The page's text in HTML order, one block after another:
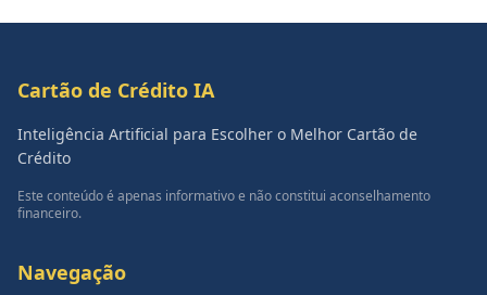
Cartão de Crédito IA
Inteligência Artificial para Escolher o Melhor Cartão de
Crédito
Este conteúdo é apenas informativo e não constitui aconselhamento
financeiro.
Navegação